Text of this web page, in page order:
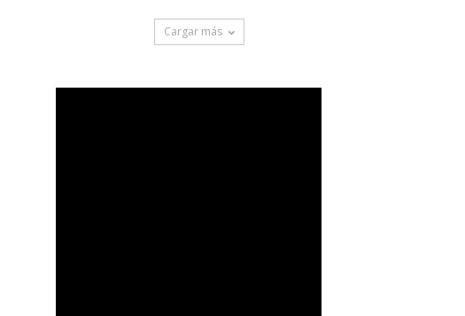
Cargar más